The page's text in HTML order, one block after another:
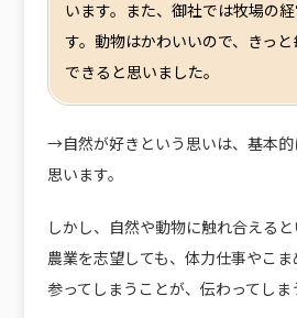
います。また、御社では牧場の
す。動物はかわいいので、きっ
できると思いました。
→自然が好きという思いは、基本的
思います。
しかし、自然や動物に触れ合える
農業を志望しても、体力仕事やこ
参ってしまうことが、伝わってしま